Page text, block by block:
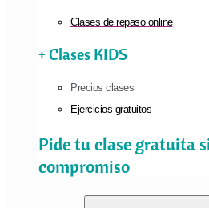
Clases de repaso online
+ Clases KIDS
Precios clases
Ejercicios gratuitos
Pide tu clase gratuita
compromiso